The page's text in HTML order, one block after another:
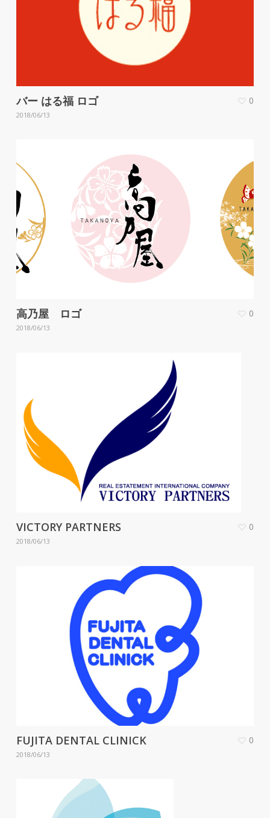
バー はる福 ロゴ
2018/06/13
0
高乃屋 ロゴ
2018/06/13
0
VICTORY PARTNERS
2018/06/13
0
FUJITA DENTAL CLINICK
2018/06/13
0